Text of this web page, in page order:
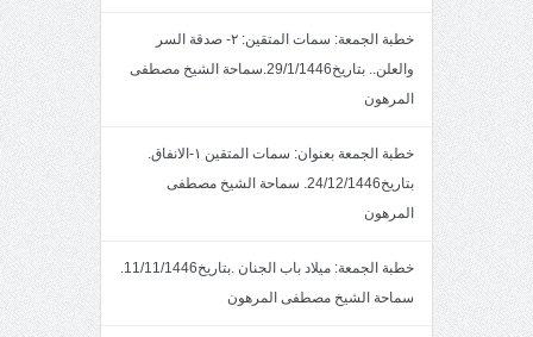
خطبة الجمعة: سمات المتقين: ٢- صدقة السر
والعلن.. بتاريخ29/1/1446.سماحة الشيخ مصطفى
المرهون
خطبة الجمعة بعنوان: سمات المتقين ١-الانفاق.
بتاريخ24/12/1446. سماحة الشيخ مصطفى
المرهون
خطبة الجمعة: ميلاد باب الجنان .بتاريخ11/11/1446.
سماحة الشيخ مصطفى المرهون